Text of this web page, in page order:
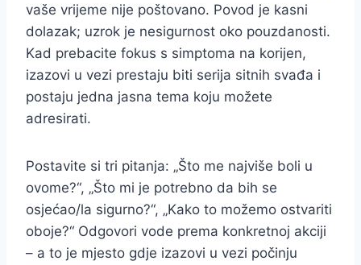
vaše vrijeme nije poštovano. Povod je kasni
dolazak; uzrok je nesigurnost oko pouzdanosti.
Kad prebacite fokus s simptoma na korijen,
izazovi u vezi prestaju biti serija sitnih svađa i
postaju jedna jasna tema koju možete
adresirati.
Postavite si tri pitanja: „Što me najviše boli u
ovome?“, „Što mi je potrebno da bih se
osjećao/la sigurno?“, „Kako to možemo ostvariti
oboje?“ Odgovori vode prema konkretnoj akciji
– a to je mjesto gdje izazovi u vezi počinju